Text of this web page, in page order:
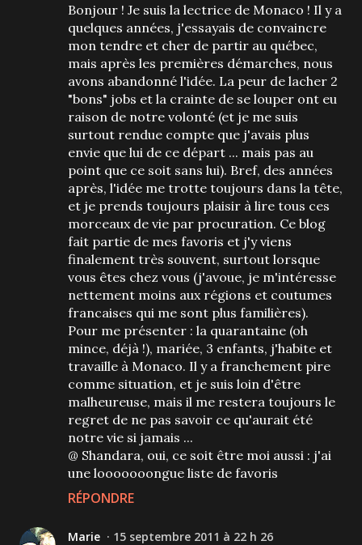
Bonjour ! Je suis la lectrice de Monaco ! Il y a
quelques années, j'essayais de convaincre
mon tendre et cher de partir au québec,
mais après les premières démarches, nous
avons abandonné l'idée. La peur de lacher 2
"bons" jobs et la crainte de se louper ont eu
raison de notre volonté (et je me suis
surtout rendue compte que j'avais plus
envie que lui de ce départ ... mais pas au
point que ce soit sans lui). Bref, des années
après, l'idée me trotte toujours dans la tête,
et je prends toujours plaisir à lire tous ces
morceaux de vie par procuration. Ce blog
fait partie de mes favoris et j'y viens
finalement très souvent, surtout lorsque
vous êtes chez vous (j'avoue, je m'intéresse
nettement moins aux régions et coutumes
francaises qui me sont plus familières).
Pour me présenter : la quarantaine (oh
mince, déjà !), mariée, 3 enfants, j'habite et
travaille à Monaco. Il y a franchement pire
comme situation, et je suis loin d'être
malheureuse, mais il me restera toujours le
regret de ne pas savoir ce qu'aurait été
notre vie si jamais ...
@ Shandara, oui, ce soit être moi aussi : j'ai
une looooooongue liste de favoris
RÉPONDRE
Marie 15 septembre 2011 à 22 h 26